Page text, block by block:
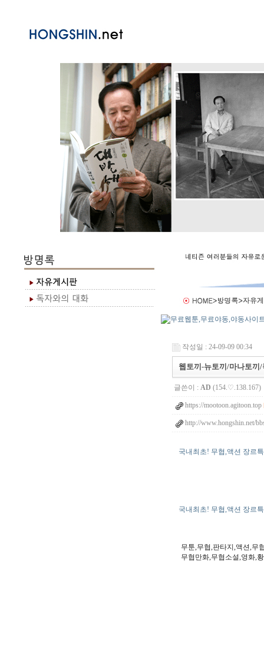
작성일 : 24-09-09 00:34
웹토끼-뉴토끼/마나토끼
글쓴이 : AD (154.♡.138.167)
https://mootoon.agitoon.top
http://www.hongshin.net/
국내최초! 무협,액션 장르
국내최초! 무협,액션 장르
무툰,무협,판타지,액션,무
무협만화,무협소설,영화,